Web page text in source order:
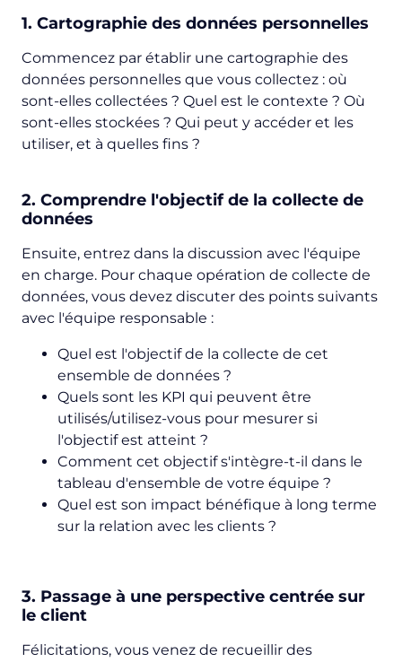
1. Cartographie des données personnelles
Commencez par établir une cartographie des
données personnelles que vous collectez : où
sont-elles collectées ? Quel est le contexte ? Où
sont-elles stockées ? Qui peut y accéder et les
utiliser, et à quelles fins ?
2. Comprendre l'objectif de la collecte de
données
Ensuite, entrez dans la discussion avec l'équipe
en charge. Pour chaque opération de collecte de
données, vous devez discuter des points suivants
avec l'équipe responsable :
Quel est l'objectif de la collecte de cet
ensemble de données ?
Quels sont les KPI qui peuvent être
utilisés/utilisez-vous pour mesurer si
l'objectif est atteint ?
Comment cet objectif s'intègre-t-il dans le
tableau d'ensemble de votre équipe ?
Quel est son impact bénéfique à long terme
sur la relation avec les clients ?
3. Passage à une perspective centrée sur
le client
Félicitations, vous venez de recueillir des